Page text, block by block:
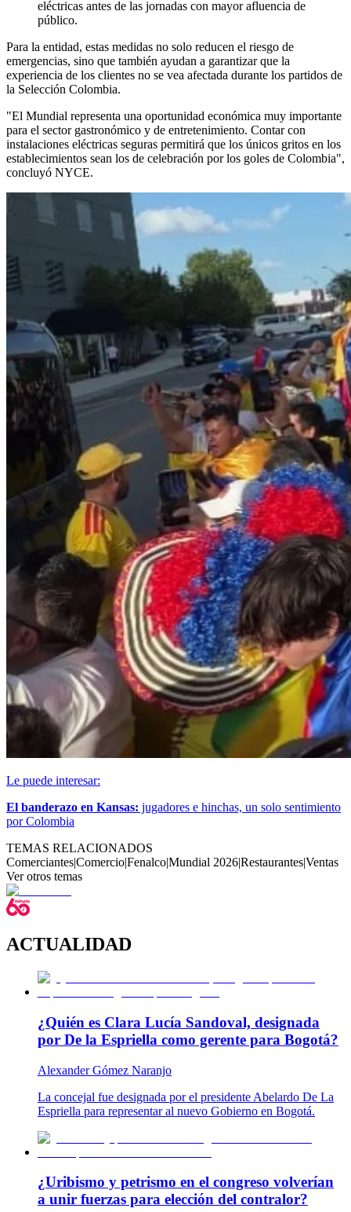
eléctricas antes de las jornadas con mayor afluencia de
público.
Para la entidad, estas medidas no solo reducen el riesgo de
emergencias, sino que también ayudan a garantizar que la
experiencia de los clientes no se vea afectada durante los partidos de
la Selección Colombia.
"El Mundial representa una oportunidad económica muy importante
para el sector gastronómico y de entretenimiento. Contar con
instalaciones eléctricas seguras permitirá que los únicos gritos en los
establecimientos sean los de celebración por los goles de Colombia",
concluyó NYCE.
Le puede interesar:
El banderazo en Kansas: jugadores e hinchas, un solo sentimiento
por Colombia
TEMAS RELACIONADOS
Comerciantes|Comercio|Fenalco|Mundial 2026|Restaurantes|Ventas
Ver otros temas
ACTUALIDAD
¿Quién es Clara Lucía Sandoval, designada
por De la Espriella como gerente para Bogotá?
Alexander Gómez Naranjo
La concejal fue designada por el presidente Abelardo De La
Espriella para representar al nuevo Gobierno en Bogotá.
¿Uribismo y petrismo en el congreso volverían
a unir fuerzas para elección del contralor?